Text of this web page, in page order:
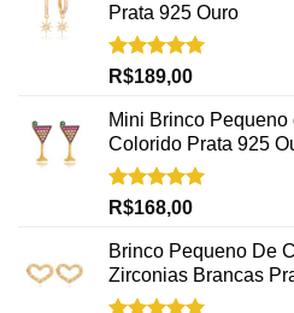
Prata 925 Ouro
Avaliação
5.00
de 5
R$189,00
Mini Brinco Pequeno
Colorido Prata 925
Avaliação
5.00
de 5
R$168,00
Brinco Pequeno De
Zirconias Brancas